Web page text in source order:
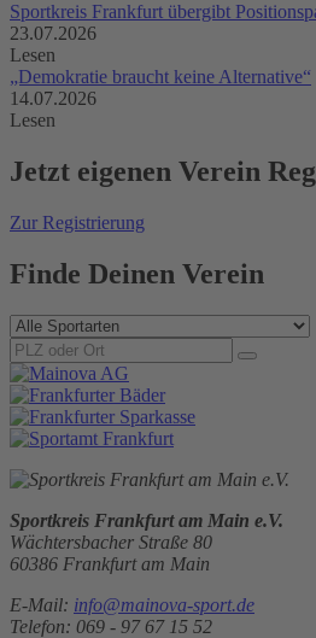
Sportkreis Frankfurt übergibt
23.07.2026
Lesen
„Demokratie braucht keine Alternative“
14.07.2026
Lesen
Jetzt eigenen Verein
Zur Registrierung
Finde Deinen Verein
Sportkreis Frankfurt am Main e.V.
Wächtersbacher Straße 80
60386 Frankfurt am Main
E-Mail: info@mainova-sport.de
Telefon: 069 - 97 67 15 52